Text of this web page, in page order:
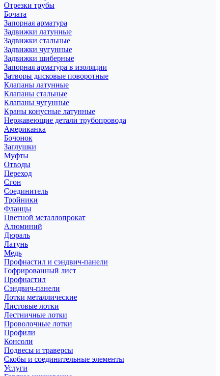
Отрезки трубы
Бочата
Запорная арматура
Задвижки латунные
Задвижки стальные
Задвижки чугунные
Задвижки шиберные
Запорная арматура в изоляции
Затворы дисковые поворотные
Клапаны латунные
Клапаны стальные
Клапаны чугунные
Краны конусные латунные
Нержавеющие детали трубопровода
Американка
Бочонок
Заглушки
Муфты
Отводы
Переход
Сгон
Соединитель
Тройники
Фланцы
Цветной металлопрокат
Алюминий
Дюраль
Латунь
Медь
Профнастил и сэндвич-панели
Гофрированный лист
Профнастил
Сэндвич-панели
Лотки металлические
Листовые лотки
Лестничные лотки
Проволочные лотки
Профили
Консоли
Подвесы и траверсы
Скобы и соединительные элементы
Услуги